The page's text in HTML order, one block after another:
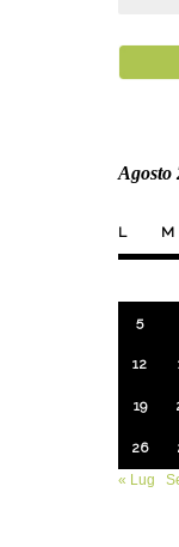
Agosto
L M
5
12
19
26
« Lug